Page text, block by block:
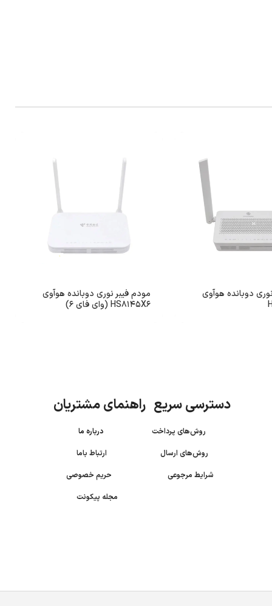
دوبانده هوآوی
مودم فیبر نوری دوبانده هوآوی
HS8145X6 (وای فای 6)
دسترسی سریع راهنمای مشتریان
روش‌های پرداختدرباره ما
روش‌های ارسال
ارتباط باما
شرایط مرجوعی
حریم خصوصی
مجله پیکونت